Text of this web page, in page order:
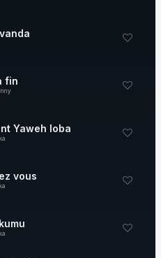
fin
Yaweh loba
vous